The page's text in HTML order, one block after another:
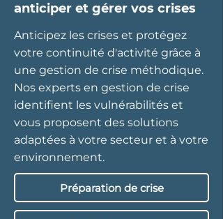
anticiper et gérer vos crises
Anticipez les crises et protégez
votre continuité d'activité grâce à
une gestion de crise méthodique.
Nos experts en gestion de crise
identifient les vulnérabilités et
vous proposent des solutions
adaptées à votre secteur et à votre
environnement.
Préparation de crise